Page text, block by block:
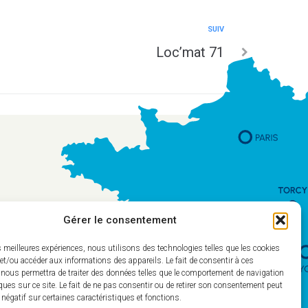
Gérer le consentement
meilleures expériences, nous utilisons des technologies telles que les cookies
ou accéder aux informations des appareils. Le fait de consentir à ces
permettra de traiter des données telles que le comportement de navigation
sur ce site. Le fait de ne pas consentir ou de retirer son consentement peut
négatif sur certaines caractéristiques et fonctions.
SUIV
Loc’mat 71